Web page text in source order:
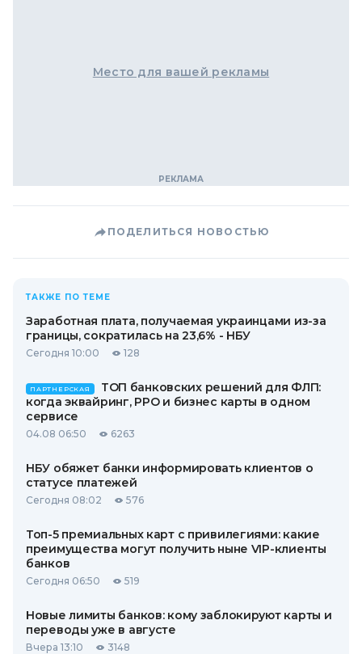
Место для вашей рекламы
ПОДЕЛИТЬСЯ НОВОСТЬЮ
ТАКЖЕ ПО ТЕМЕ
Заработная плата, получаемая украинцами из-за
границы, сократилась на 23,6% - НБУ
Сегодня 10:00 128
ПАРТНЕРСКАЯ
ТОП банковских решений для ФЛП:
когда эквайринг, РРО и бизнес карты в одном
сервисе
04.08 06:50 6263
НБУ обяжет банки информировать клиентов о
статусе платежей
Сегодня 08:02 576
Топ-5 премиальных карт с привилегиями: какие
преимущества могут получить ныне VIP-клиенты
банков
Сегодня 06:50 519
Новые лимиты банков: кому заблокируют карты и
переводы уже в августе
Вчера 13:10 3148